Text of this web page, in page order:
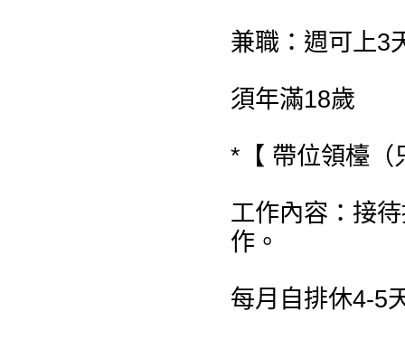
兼職：週可上3
須年滿18歲
*【 帶位領檯（
工作內容：接
作。
每月自排休4-5